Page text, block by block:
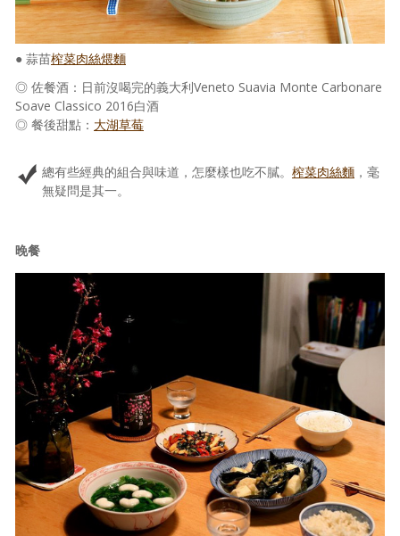
● 蒜苗榨菜肉絲煨麵
◎ 佐餐酒：日前沒喝完的義大利Veneto Suavia Monte Carbonare
Soave Classico 2016白酒
◎ 餐後甜點： 大湖草莓
總有些經典的組合與味道，怎麼樣也吃不膩。 榨菜肉絲麵 ，毫
無疑問是其一。
晚餐